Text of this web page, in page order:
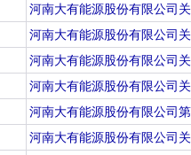
河南大有能源股份有限公司
河南大有能源股份有限公司
河南大有能源股份有限公司
河南大有能源股份有限公司
河南大有能源股份有限公司
河南大有能源股份有限公司